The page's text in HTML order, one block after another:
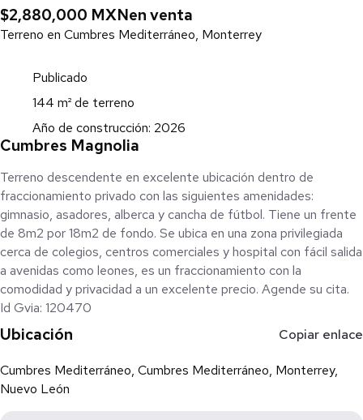
$2,880,000 MXNen venta
Terreno en Cumbres Mediterráneo, Monterrey
Publicado
144 m² de terreno
Año de construcción: 2026
Cumbres Magnolia
Terreno descendente en excelente ubicación dentro de
fraccionamiento privado con las siguientes amenidades:
gimnasio, asadores, alberca y cancha de fútbol. Tiene un frente
de 8m2 por 18m2 de fondo. Se ubica en una zona privilegiada
cerca de colegios, centros comerciales y hospital con fácil salida
a avenidas como leones, es un fraccionamiento con la
comodidad y privacidad a un excelente precio. Agende su cita.
Id Gvia: 120470
Ubicación Copiar enlace
Cumbres Mediterráneo, Cumbres Mediterráneo, Monterrey,
Nuevo León